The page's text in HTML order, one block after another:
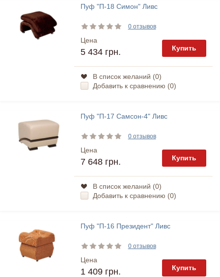
Пуф "П-18 Симон" Ливс
0 отзывов
Цена
5 434 грн. Купить
В список желаний (0)
Добавить к сравнению (0)
Пуф "П-17 Самсон-4" Ливс
0 отзывов
Цена
7 648 грн. Купить
В список желаний (0)
Добавить к сравнению (0)
Пуф "П-16 Президент" Ливс
0 отзывов
Цена
1 409 грн. Купить